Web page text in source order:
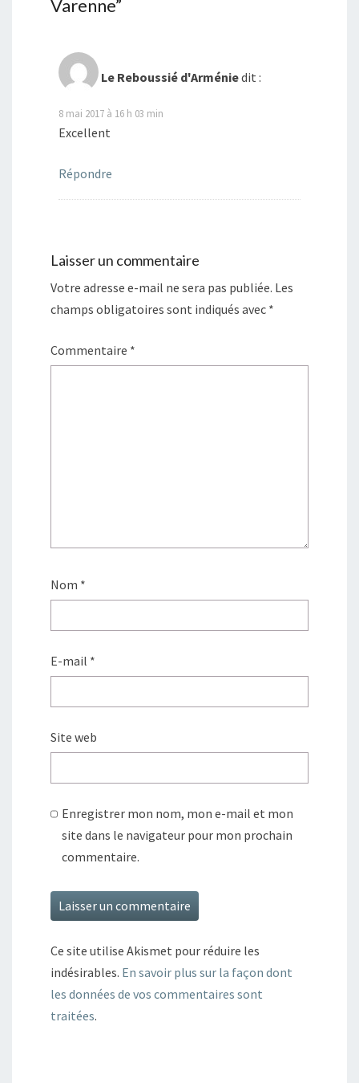
Varenne”
Le Reboussié d'Arméniedit :
8 mai 2017 à 16 h 03 min
Excellent
Répondre
Laisser un commentaire
Votre adresse e-mail ne sera pas publiée. Les
champs obligatoires sont indiqués avec *
Commentaire *
Nom *
E-mail *
Site web
Enregistrer mon nom, mon e-mail et mon
site dans le navigateur pour mon prochain
commentaire.
Ce site utilise Akismet pour réduire les
indésirables. En savoir plus sur la façon dont
les données de vos commentaires sont
traitées.